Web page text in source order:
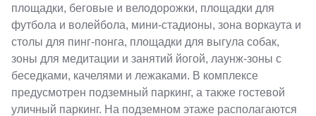
площадки, беговые и велодорожки, площадки для
футбола и волейбола, мини-стадионы, зона воркаута и
столы для пинг-понга, площадки для выгула собак,
зоны для медитации и занятий йогой, лаунж-зоны с
беседками, качелями и лежаками. В комплексе
предусмотрен подземный паркинг, а также гостевой
уличный паркинг. На подземном этаже располагаются